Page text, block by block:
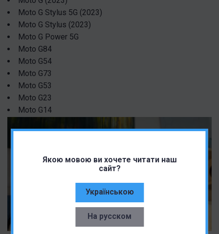
Якою мовою ви хочете читати наш
сайт?
Українською
На русском
Moto G Stylus 5G (2023)
Moto G Stylus (2023)
Moto G Power 5G
Moto G84
Moto G54
Moto G73
Moto G53
Moto G23
Moto G14